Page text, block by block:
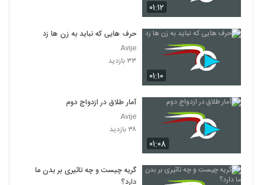
۰۱:۱۲
۰۱:۱۰
حرف هایی که نباید به زن ها زد
Avije
۳۳ بازدید
۰۱:۰۸
آمار طلاق در ازدواج دوم
Avije
۳۸ بازدید
گریه چیست و چه تاثیری بر بدن ما
دارد؟